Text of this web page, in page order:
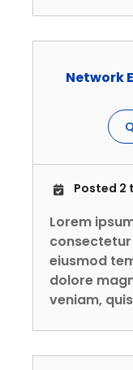
Network
Posted 2
Lorem
eiusmod
dolore
veniam,